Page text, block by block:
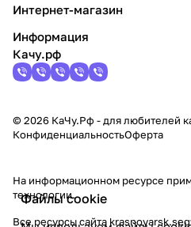
Файлы cookie
Интернет-магазин
Информация
Качу.рф
© 2026 КаЧу.Рф - для любителей
КонфиденциальностьОферта
На информационном ресурсе
технологии.
Все ресурсы сайта